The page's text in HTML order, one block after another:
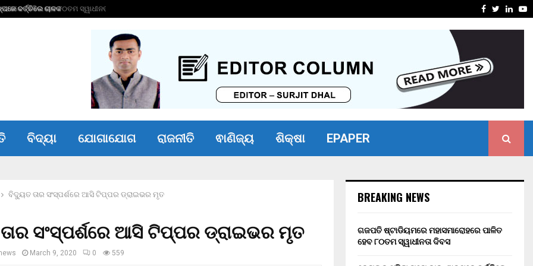
ବର୍ତ୍ତିଲେ ଚାଳକ ୧୬
Facebook
Twitter
ବିଦ୍ୟା ଯୋଗାଯୋଗ ରାଜନୀତି ଵାଣିଜ୍ୟ ଶିକ୍ଷା EPAPER
ବିଦ୍ୟୁତ ତାର ସଂସ୍ପର୍ଶରେ ଆସି ଟିପ୍ପର ଡ୍ରାଇଭର ମୃତ
ସଂସ୍ପର୍ଶରେ ଆସି ଟିପ୍ପର ଡ୍ରାଇଭର ମୃତ
March 9, 2020 0 559
BREAKING NEWS
ଗଜପତି ଷ୍ଟାଡିୟମରେ ମହାସମାରୋହରେ ପାଳିତ
ହେବ ୮୦ତମ ସ୍ୱାଧୀନତା ଦିବସ